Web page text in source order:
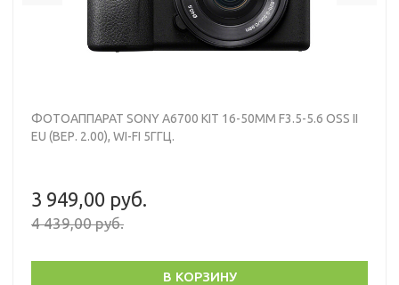
ФОТОАППАРАТ SONY A6700 KIT 16-50MM F3.5-5.6 OSS II
EU (ВЕР. 2.00), WI-FI 5ГГЦ.
3 949,00 руб.
4 439,00 руб.
В КОРЗИНУ